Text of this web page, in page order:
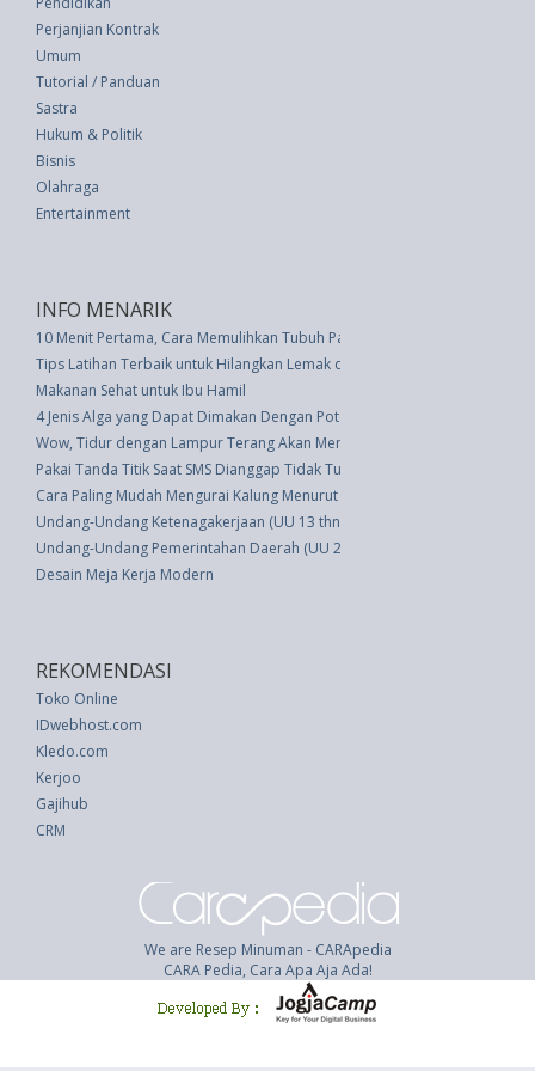
Perjanjian Kontrak
Umum
Tutorial / Panduan
Sastra
Hukum & Politik
Bisnis
Olahraga
Entertainment
INFO MENARIK
10 Menit Pertama, Cara Memulihkan Tubuh Pasca Marathon
Tips Latihan Terbaik untuk Hilangkan Lemak di Perut Bawah
Makanan Sehat untuk Ibu Hamil
4 Jenis Alga yang Dapat Dimakan Dengan Potensi Makanan Super
Wow, Tidur dengan Lampur Terang Akan Mengaktifkan Sel Kanker
Pakai Tanda Titik Saat SMS Dianggap Tidak Tulus Berkomunikasi
Cara Paling Mudah Mengurai Kalung Menurut Seorang Selebritis Perhiasan
Undang-Undang Ketenagakerjaan (UU 13 thn 2003)
Undang-Undang Pemerintahan Daerah (UU 22 thn 1999)
Desain Meja Kerja Modern
REKOMENDASI
Toko Online
IDwebhost.com
Kledo.com
Kerjoo
Gajihub
CRM
We are Resep Minuman - CARApedia
CARA Pedia, Cara Apa Aja Ada!